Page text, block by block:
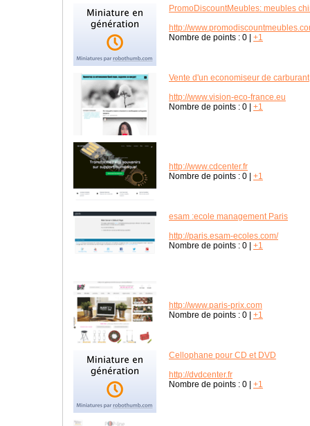
PromoDiscountMeubles: meubles
http://
Nombre de points : 0 +1
Vente d'un economiseur de carburant
http://www.vision-eco-france.eu
Nombre de points : 0 +1
http://www.cdcenter.fr
Nombre de points : 0 +1
esam :ecole management Paris
http://paris.esam-ecoles.com/
Nombre de points : 0 +1
http://www.paris-prix.com
Nombre de points : 0 +1
Cellophane pour CD et DVD
http://dvdcenter.fr
Nombre de points : 0 +1